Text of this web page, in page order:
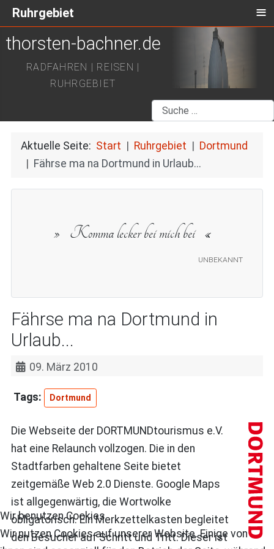
thorsten-bachner.de
RADFAHREN | REISEN |
RUHRGEBIET
Suchen
Aktuelle Seite: Start Ruhrgebiet
Dortmund
Fährse ma na Dortmund in Urlaub...
unbekannt
Komma lecker bei mich bei
Fährse ma na Dortmund in
Urlaub...
09. März 2010
Dortmund
Die Webseite der DORTMUNDtourismus e.V.
hat eine Relaunch vollzogen. Die in den
Stadtfarben gehaltene Seite bietet
zeitgemäße Web 2.0 Dienste. Google Maps
ist allgegenwärtig, die Wortwolke
obligatorisch. Ein Merkzettelkasten begleitet
den Besucher auf Schritt und Tritt. Dieser ist
Wir benutzen Cookies
Wir nutzen Cookies auf unserer Website. Einige von
Ruhrgebiet ≡